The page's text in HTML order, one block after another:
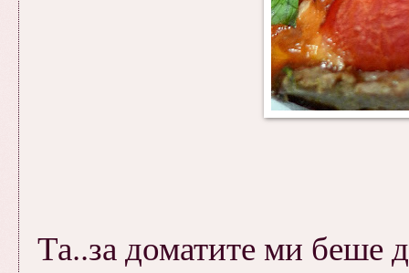
Та..за доматите ми беше